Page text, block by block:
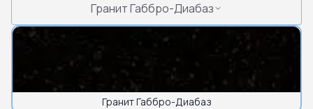
Гранит Габбро-Диабаз
Гранит Габбро-Диабаз